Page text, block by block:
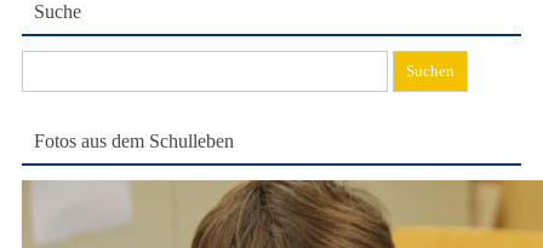
Suche
nach:
Fotos aus dem Schulleben